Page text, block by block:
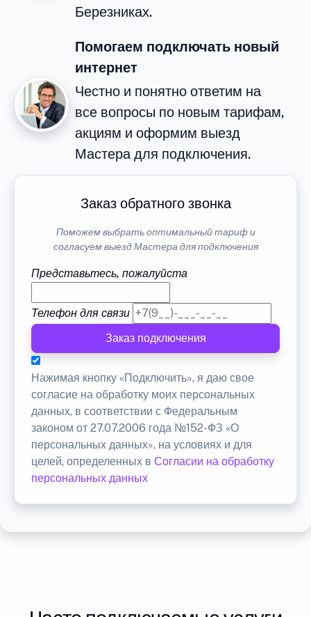
Березниках.
Помогаем подключать новый
интернет
Честно и понятно ответим на
все вопросы по новым тарифам,
акциям и оформим выезд
Мастера для подключения.
Заказ обратного звонка
Поможем выбрать оптимальный тариф и
согласуем выезд Мастера для подключения
Представьтесь, пожалуйста
Телефон для связи
Заказ подключения
Нажимая кнопку «Подключить», я даю свое
согласие на обработку моих персональных
данных, в соответствии с Федеральным
законом от 27.07.2006 года №152-ФЗ «О
персональных данных», на условиях и для
целей, определенных в Согласии на обработку
персональных данных